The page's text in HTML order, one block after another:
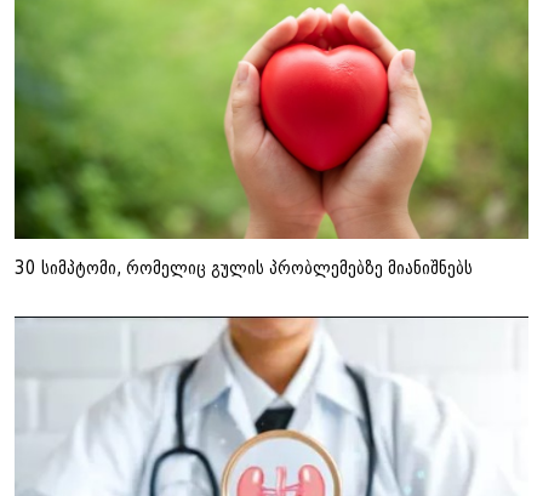
30 სიმპტომი, რომელიც გულის პრობლემებზე მიანიშნებს